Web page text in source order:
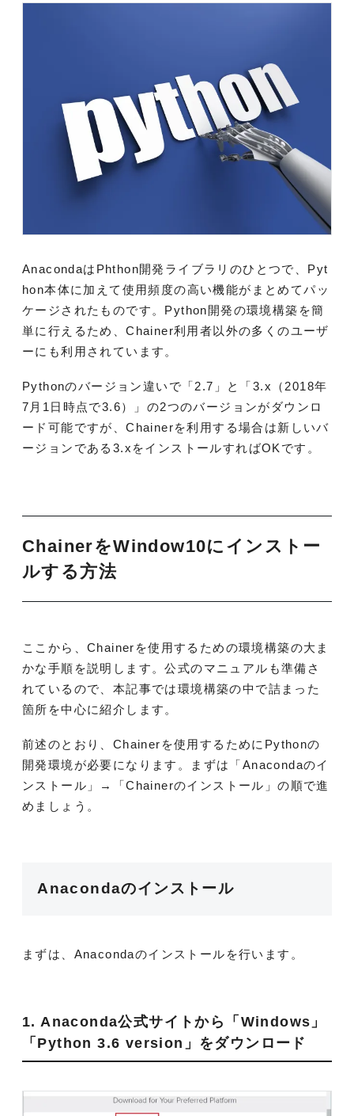
AnacondaはPhthon開発ライブラリのひとつで、Pyt
hon本体に加えて使用頻度の高い機能がまとめてパッ
ケージされたものです。Python開発の環境構築を簡
単に行えるため、Chainer利用者以外の多くのユーザ
ーにも利用されています。
Pythonのバージョン違いで「2.7」と「3.x（2018年
7月1日時点で3.6）」の2つのバージョンがダウンロ
ード可能ですが、Chainerを利用する場合は新しいバ
ージョンである3.xをインストールすればOKです。
ChainerをWindow10にインストー
ルする方法
ここから、Chainerを使用するための環境構築の大ま
かな手順を説明します。公式のマニュアルも準備さ
れているので、本記事では環境構築の中で詰まった
箇所を中心に紹介します。
前述のとおり、Chainerを使用するためにPythonの
開発環境が必要になります。まずは「Anacondaのイ
ンストール」→「Chainerのインストール」の順で進
めましょう。
Anacondaのインストール
まずは、Anacondaのインストールを行います。
1. Anaconda公式サイトから「Windows」
「Python 3.6 version」をダウンロード